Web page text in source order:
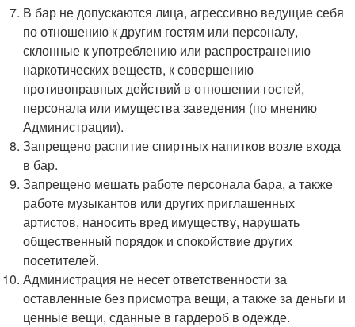
В бар не допускаются лица, агрессивно ведущие себя
по отношению к другим гостям или персоналу,
склонные к употреблению или распространению
наркотических веществ, к совершению
противоправных действий в отношении гостей,
персонала или имущества заведения (по мнению
Администрации).
Запрещено распитие спиртных напитков возле входа
в бар.
Запрещено мешать работе персонала бара, а также
работе музыкантов или других приглашенных
артистов, наносить вред имуществу, нарушать
общественный порядок и спокойствие других
посетителей.
Администрация не несет ответственности за
оставленные без присмотра вещи, а также за деньги и
ценные вещи, сданные в гардероб в одежде.